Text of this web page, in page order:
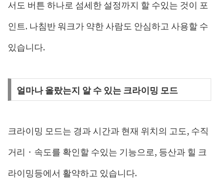
서도 버튼 하나로 섬세한 설정까지 할 수있는 것이 포
인트. 나침반 워크가 약한 사람도 안심하고 사용할 수
있습니다.
얼마나 올랐는지 알 수 있는 크라이밍 모드
크라이밍 모드는 경과 시간과 현재 위치의 고도, 수직
거리 · 속도를 확인할 수있는 기능으로, 등산과 힐 크
라이밍등에서 활약하고 있습니다.